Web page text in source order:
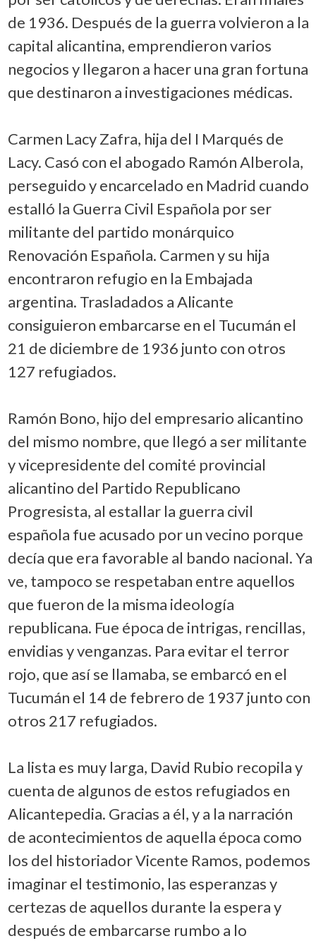
de 1936. Después de la guerra volvieron a la
capital alicantina, emprendieron varios
negocios y llegaron a hacer una gran fortuna
que destinaron a investigaciones médicas.
Carmen Lacy Zafra, hija del I Marqués de
Lacy. Casó con el abogado Ramón Alberola,
perseguido y encarcelado en Madrid cuando
estalló la Guerra Civil Española por ser
militante del partido monárquico
Renovación Española. Carmen y su hija
encontraron refugio en la Embajada
argentina. Trasladados a Alicante
consiguieron embarcarse en el Tucumán el
21 de diciembre de 1936 junto con otros
127 refugiados.
Ramón Bono, hijo del empresario alicantino
del mismo nombre, que llegó a ser militante
y vicepresidente del comité provincial
alicantino del Partido Republicano
Progresista, al estallar la guerra civil
española fue acusado por un vecino porque
decía que era favorable al bando nacional. Ya
ve, tampoco se respetaban entre aquellos
que fueron de la misma ideología
republicana. Fue época de intrigas, rencillas,
envidias y venganzas. Para evitar el terror
rojo, que así se llamaba, se embarcó en el
Tucumán el 14 de febrero de 1937 junto con
otros 217 refugiados.
La lista es muy larga, David Rubio recopila y
cuenta de algunos de estos refugiados en
Alicantepedia. Gracias a él, y a la narración
de acontecimientos de aquella época como
los del historiador Vicente Ramos, podemos
imaginar el testimonio, las esperanzas y
certezas de aquellos durante la espera y
después de embarcarse rumbo a lo